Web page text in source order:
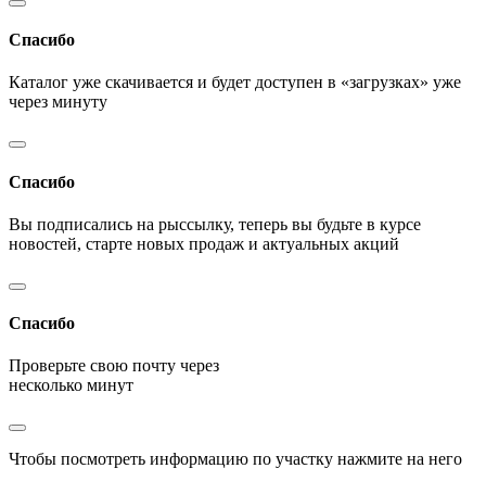
Спасибо
Каталог уже скачивается и будет доступен в «загрузках» уже
через минуту
Спасибо
Вы подписались на рыссылку, теперь вы будьте в курсе
новостей, старте новых продаж и актуальных акций
Спасибо
Проверьте свою почту через
несколько минут
Чтобы посмотреть информацию по участку нажмите на него